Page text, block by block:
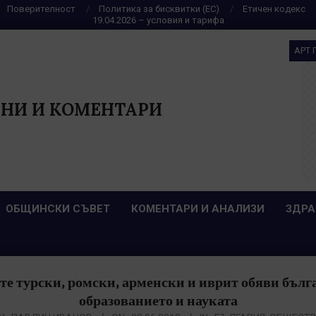
Поверителност Политика за бисквитки (ЕС)
Етичен кодекс
19.04.2026 – условия и тарифа
И КОМЕНТАРИ
АРТ
ОБЩИНСКИ СЪВЕТ КОМЕНТАРИ И АНАЛИЗИ
турски, ромски, арменски и иврит обяви
образованието и науката